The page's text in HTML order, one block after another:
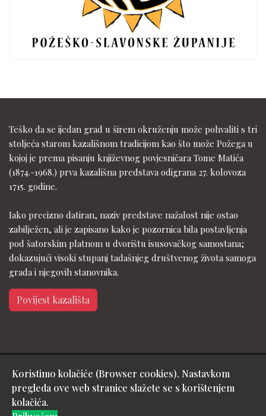
Teško da se ijedan grad u širem okruženju može pohvaliti s tri
stoljeća starom kazališnom tradicijom kao što može Požega u
kojoj je prema pisanju književnog povjesničara Tome Matića
(1874.-1968.) prva kazališna predstava odigrana 27. kolovoza
1715. godine.
Iako precizno datiran, naziv predstave nažalost nije ostao
zabilježen, ali je zapisano kako je pozornica bila postavljenja
pod šatorskim platnom u dvorištu isusovačkog samostana;
dokazujući visoki stupanj tadašnjeg društvenog života samoga
grada i njegovih stanovnika.
Povijest kazališta
Copyright © Gradsko kazalište Požega - design & hosting by:
Medialive
Koristimo kolačiće (Browser cookies). Nastavkom
pregleda ove web stranice slažete se s korištenjem
kolačića.